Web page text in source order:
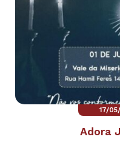
17/
Adora